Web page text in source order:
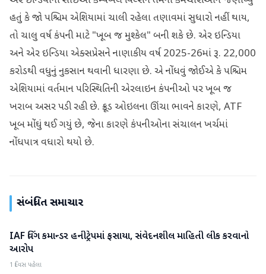
હતું કે જો પશ્ચિમ એશિયામાં ચાલી રહેલા તણાવમાં સુધારો નહીં થાય,
તો ચાલુ વર્ષ કંપની માટે "ખૂબ જ મુશ્કેલ" બની શકે છે. એર ઇન્ડિયા
અને એર ઇન્ડિયા એક્સપ્રેસને નાણાકીય વર્ષ 2025-26માં રૂ. 22,000
કરોડથી વધુનું નુકસાન થવાની ધારણા છે. એ નોંધવું જોઈએ કે પશ્ચિમ
એશિયામાં વર્તમાન પરિસ્થિતિની એરલાઇન કંપનીઓ પર ખૂબ જ
ખરાબ અસર પડી રહી છે. ક્રૂડ ઓઇલના ઊંચા ભાવને કારણે, ATF
ખૂબ મોંઘું થઈ ગયું છે, જેના કારણે કંપનીઓના સંચાલન ખર્ચમાં
નોંધપાત્ર વધારો થયો છે.
સંબંધિત સમાચાર
રાષ્ટ્રીય
IAF વિંગ કમાન્ડર હનીટ્રેપમાં ફસાયા, સંવેદનશીલ માહિતી લીક કરવાનો
આરોપ
1 દિવસ પહેલા